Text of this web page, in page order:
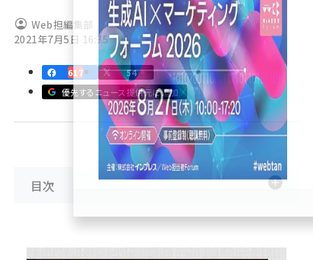
youtube (2439)
note (2315)
セミナー (2308)
z世代 (1623)
meo (1277)
llmo (1166)
Web担編集部
2021年7月5日 16:35
617
54
優先するニュース提供元に追加
目次